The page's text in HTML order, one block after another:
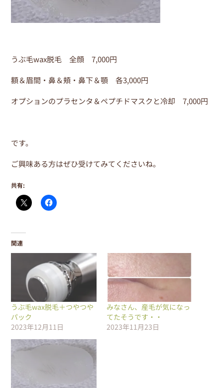
うぶ毛wax脱毛 全顔 7,000円
額＆眉間・鼻＆頬・鼻下＆顎 各3,000円
オプションのプラセンタ＆ペプチドマスクと冷却 7,000円
です。
ご興味ある方はぜひ受けてみてくださいね。
共有:
関連
うぶ毛wax脱毛＋つやつや
パック
2023年12月11日
みなさん、産毛が気になっ
てたそうです・・
2023年11月23日